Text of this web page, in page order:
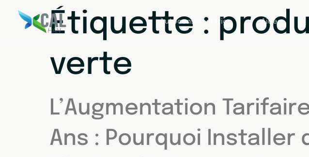
Autoconsommation Aides
Étiquette :
verte
L’Augmentation
Ans : Pourquoi Installer